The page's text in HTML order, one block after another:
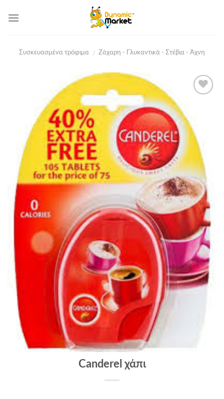
Συσκευασμένα τρόφιμα / Ζάχαρη - Γλυκαντικά - Στέβια - Άχνη
Add to
Wishlist
Canderel χάπι